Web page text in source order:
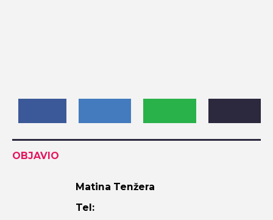
OBJAVIO
Matina Tenžera
Tel: